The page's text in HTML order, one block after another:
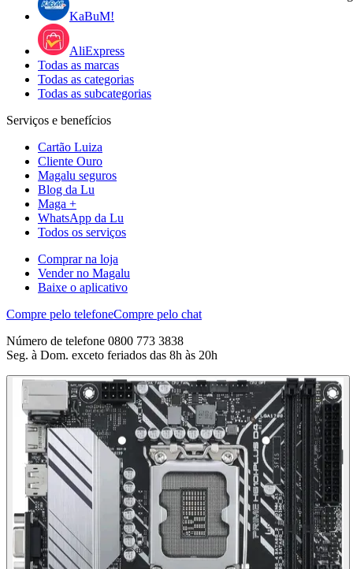
KaBuM!
AliExpress
Todas as marcas
Todas as categorias
Todas as subcategorias
Serviços e benefícios
Cartão Luiza
Cliente Ouro
Magalu seguros
Blog da Lu
Maga +
WhatsApp da Lu
Todos os serviços
Comprar na loja
Vender no Magalu
Baixe o aplicativo
Compre pelo telefoneCompre pelo chat
Número de telefone 0800 773 3838
Seg. à Dom. exceto feriados das 8h às 20h